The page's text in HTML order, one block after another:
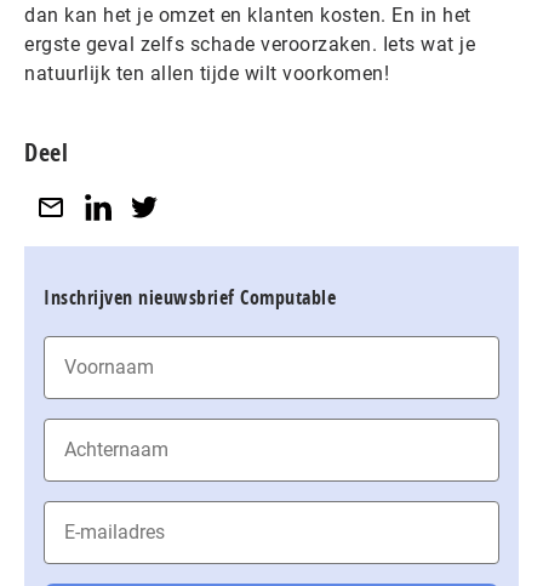
dan kan het je omzet en klanten kosten. En in het
ergste geval zelfs schade veroorzaken. Iets wat je
natuurlijk ten allen tijde wilt voorkomen!
Deel
Inschrijven nieuwsbrief Computable